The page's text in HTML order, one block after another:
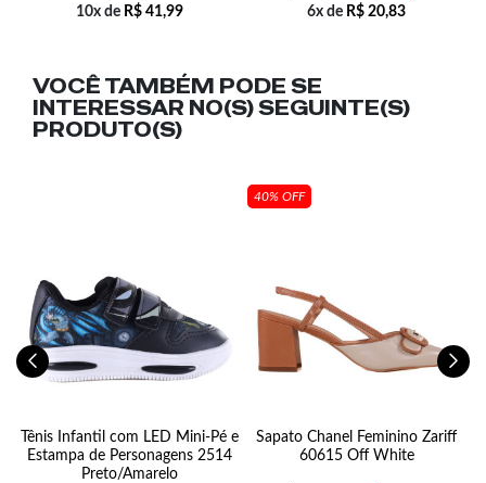
10x de R$ 41,99 6x de R$ 20,83
VOCÊ TAMBÉM PODE SE
INTERESSAR NO(S) SEGUINTE(S)
PRODUTO(S)
Tênis Infantil com LED Mini-Pé e
Estampa de Personagens 2514
Preto/Amarelo
40% OFF
Sapato Chanel Feminino Zariff
60615 Off White